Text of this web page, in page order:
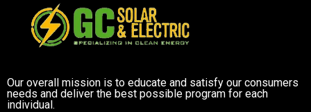
Our overall mission is to educate and satisfy our consumers
needs and deliver the best possible program for each
individual.